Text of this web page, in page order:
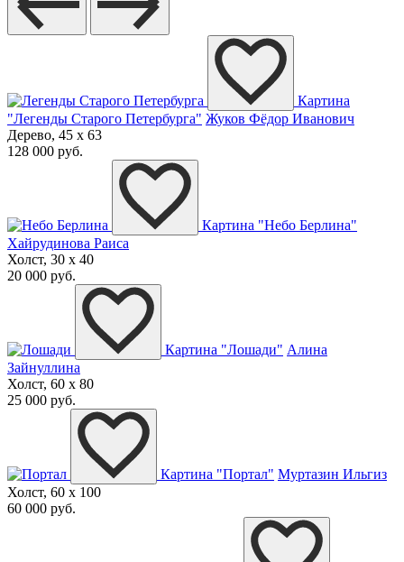
Картина
"Легенды Старого Петербурга" Жуков Фёдор Иванович
Дерево, 45 x 63
128 000 руб.
Картина "Небо Берлина"
Хайрудинова Раиса
Холст, 30 x 40
20 000 руб.
Картина "Лошади" Алина
Зайнуллина
Холст, 60 x 80
25 000 руб.
Картина "Портал" Муртазин Ильгиз
Холст, 60 x 100
60 000 руб.